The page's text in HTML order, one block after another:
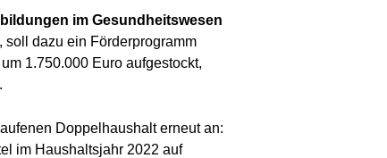
im Gesundheitswesen
dazu ein Förderprogramm
1.750.000 Euro aufgestockt,
Doppelhaushalt erneut an:
im Haushaltsjahr 2022 auf